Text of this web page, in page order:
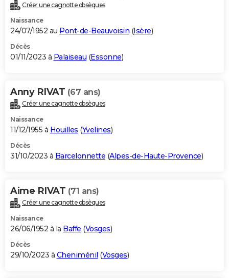
Créer une cagnotte obsèques
Naissance
24/07/1952 au Pont-de-Beauvoisin (Isère)
Décès
01/11/2023 à Palaiseau (Essonne)
Anny RIVAT (67 ans)
Créer une cagnotte obsèques
Naissance
11/12/1955 à Houilles (Yvelines)
Décès
31/10/2023 à Barcelonnette (Alpes-de-Haute-Provence)
Aime RIVAT (71 ans)
Créer une cagnotte obsèques
Naissance
26/06/1952 à la Baffe (Vosges)
Décès
29/10/2023 à Cheniménil (Vosges)